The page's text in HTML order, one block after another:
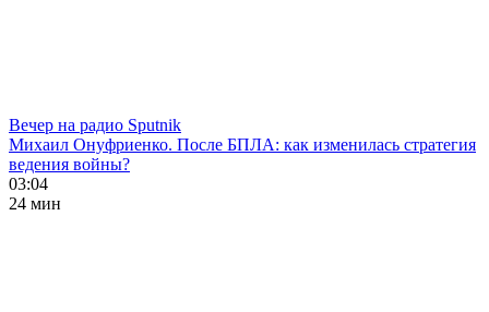
Вечер на радио Sputnik
Михаил Онуфриенко. После БПЛА: как изменилась стратегия
ведения войны?
03:04
24 мин